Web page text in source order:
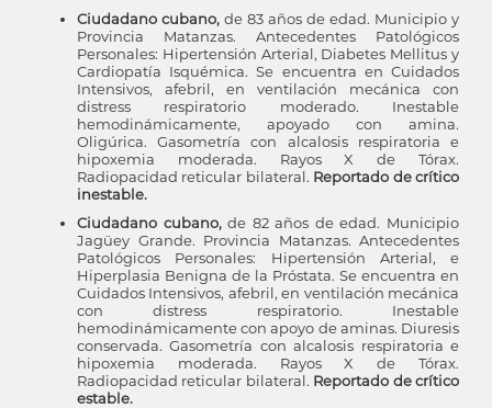
Ciudadano cubano, de 83 años de edad. Municipio y
Provincia Matanzas. Antecedentes Patológicos
Personales: Hipertensión Arterial, Diabetes Mellitus y
Cardiopatía Isquémica. Se encuentra en Cuidados
Intensivos, afebril, en ventilación mecánica con
distress respiratorio moderado. Inestable
hemodinámicamente, apoyado con amina.
Oligúrica. Gasometría con alcalosis respiratoria e
hipoxemia moderada. Rayos X de Tórax.
Radiopacidad reticular bilateral. Reportado de crítico
inestable.
Ciudadano cubano,de 82 años de edad. Municipio
Jagüey Grande. Provincia Matanzas. Antecedentes
Patológicos Personales: Hipertensión Arterial, e
Hiperplasia Benigna de la Próstata. Se encuentra en
Cuidados Intensivos, afebril, en ventilación mecánica
con distress respiratorio. Inestable
hemodinámicamente con apoyo de aminas. Diuresis
conservada. Gasometría con alcalosis respiratoria e
hipoxemia moderada. Rayos X de Tórax.
Radiopacidad reticular bilateral. Reportado de crítico
estable.